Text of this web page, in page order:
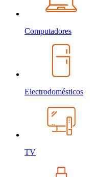
Computadores
Electrodomésticos
TV